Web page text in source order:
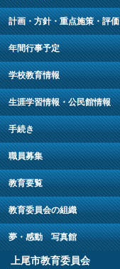
計画・方針・重点施策・評価
年間行事予定
学校教育情報
生涯学習情報・公民館情報
手続き
職員募集
教育要覧
教育委員会の組織
夢・感動 写真館
上尾市教育委員会